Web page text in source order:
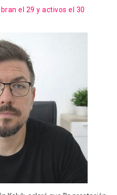
el 29 y activos el 30